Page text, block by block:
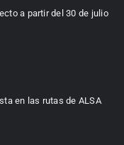
a partir del 30 de julio
en las rutas de ALSA